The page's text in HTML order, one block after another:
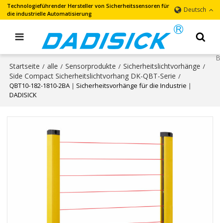
Technologieführender Hersteller von Sicherheitssensoren für
die industrielle Automatisierung
Deutsch
Startseite / alle / Sensorprodukte / Sicherheitslichtvorhänge /
Side Compact Sicherheitslichtvorhang DK-QBT-Serie /
QBT10-182-1810-2BA｜Sicherheitsvorhänge für die Industrie｜
DADISICK